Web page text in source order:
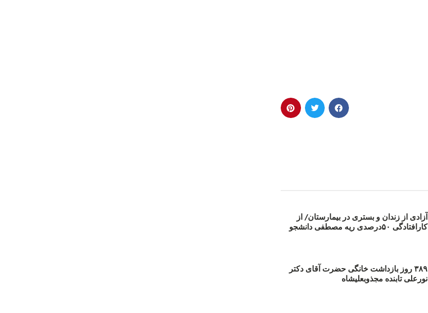
آزادی از زندان و بستری در بیمارستان/ از
کارافتادگی ۵۰درصدی ریه مصطفی دانشجو
۳۸۹ روز بازداشت خانگی حضرت آقای دکتر
نورعلی تابنده مجذوبعلیشاه